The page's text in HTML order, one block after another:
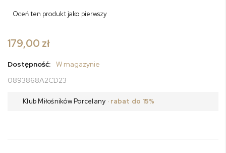
Oceń ten produkt jako pierwszy
179,00 zł
Dostępność:
W magazynie
0893868A2CD23
Klub Miłośników Porcelany · rabat do 15%